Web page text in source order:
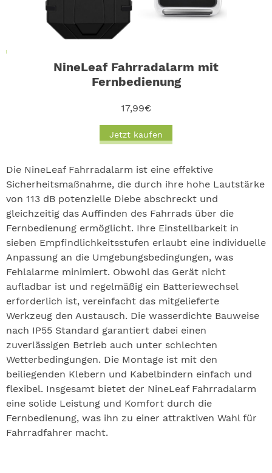
NineLeaf Fahrradalarm mit
Fernbedienung
17,99€
Jetzt kaufen
Die NineLeaf Fahrradalarm ist eine effektive
Sicherheitsmaßnahme, die durch ihre hohe Lautstärke
von 113 dB potenzielle Diebe abschreckt und
gleichzeitig das Auffinden des Fahrrads über die
Fernbedienung ermöglicht. Ihre Einstellbarkeit in
sieben Empfindlichkeitsstufen erlaubt eine individuelle
Anpassung an die Umgebungsbedingungen, was
Fehlalarme minimiert. Obwohl das Gerät nicht
aufladbar ist und regelmäßig ein Batteriewechsel
erforderlich ist, vereinfacht das mitgelieferte
Werkzeug den Austausch. Die wasserdichte Bauweise
nach IP55 Standard garantiert dabei einen
zuverlässigen Betrieb auch unter schlechten
Wetterbedingungen. Die Montage ist mit den
beiliegenden Klebern und Kabelbindern einfach und
flexibel. Insgesamt bietet der NineLeaf Fahrradalarm
eine solide Leistung und Komfort durch die
Fernbedienung, was ihn zu einer attraktiven Wahl für
Fahrradfahrer macht.